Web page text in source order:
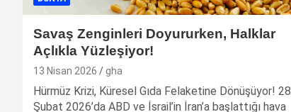
Savaş Zenginleri Doyururken, Halklar
Açlıkla Yüzleşiyor!
13 Nisan 2026 gha
Hürmüz Krizi, Küresel Gıda Felaketine Dönüşüyor! 28
Şubat 2026’da ABD ve İsrail’in İran’a başlattığı hava